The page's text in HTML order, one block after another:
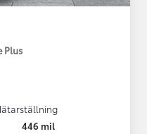
Plus
446 mil